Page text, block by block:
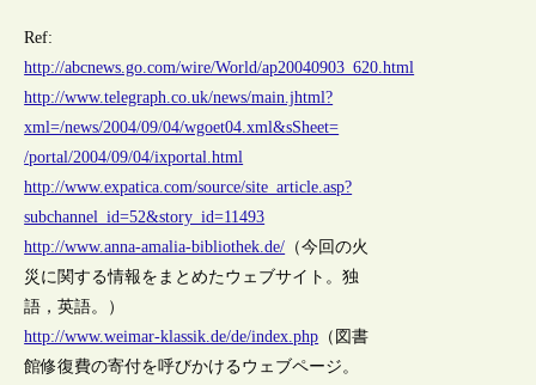
Ref:
http://abcnews.go.com/wire/World/ap20040903_620.html
http://www.telegraph.co.uk/news/main.jhtml?
xml=/news/2004/09/04/wgoet04.xml&sSheet=
/portal/2004/09/04/ixportal.html
http://www.expatica.com/source/site_article.asp?
subchannel_id=52&story_id=11493
http://www.anna-amalia-bibliothek.de/ （今回の火
災に関する情報をまとめたウェブサイト。独
語，英語。）
http://www.weimar-klassik.de/de/index.php （図書
館修復費の寄付を呼びかけるウェブページ。